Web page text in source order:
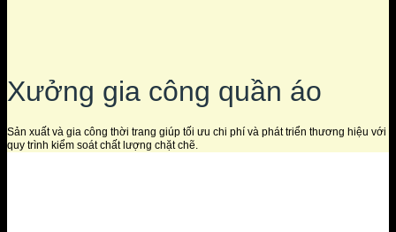
Xưởng gia công quần áo
Sản xuất và gia công thời trang giúp tối ưu chi phí và phát triển thương hiệu với
quy trình kiểm soát chất lượng chặt chẽ.